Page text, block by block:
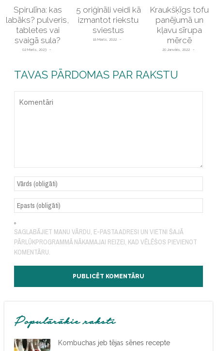
Spirulīna: kas
labāks? pulveris,
tabletes vai
svaigā sula?
02 Marts, 2023
5 oriģināli veidi kā
izmantot riekstu
sviestus
18 Marts, 2022
Kraukšķīgs tofu
panējumā un
kļavu sīrupa
mērcē
20 Janvāris, 2022
TAVAS PĀRDOMAS PAR RAKSTU
SAGLABĀJIET MANU VĀRDU, E-PASTA ADRESI UN VIETNI ŠAJĀ
PĀRLŪKPROGRAMMĀ NĀKAMAJAI REIZEI, KAD VĒLĒŠOS PIEVIENOT
KOMENTĀRU.
Populārākie raksti
Kombuchas jeb tējas sēnes recepte